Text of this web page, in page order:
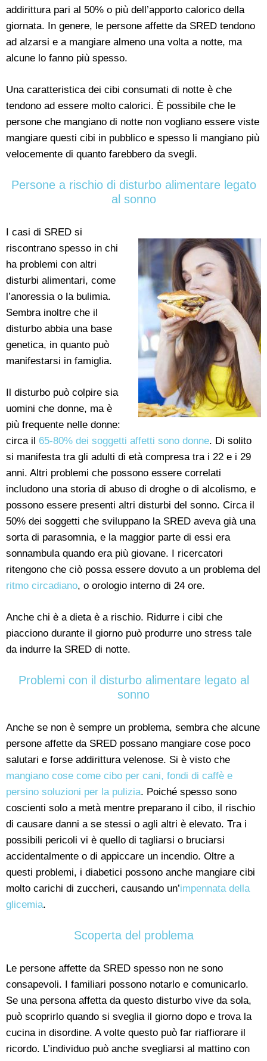
addirittura pari al 50% o più dell’apporto calorico della
giornata. In genere, le persone affette da SRED tendono
ad alzarsi e a mangiare almeno una volta a notte, ma
alcune lo fanno più spesso.
Una caratteristica dei cibi consumati di notte è che
tendono ad essere molto calorici. È possibile che le
persone che mangiano di notte non vogliano essere viste
mangiare questi cibi in pubblico e spesso li mangiano più
velocemente di quanto farebbero da svegli.
Persone a rischio di disturbo alimentare legato
al sonno
I casi di SRED si
riscontrano spesso in chi
ha problemi con altri
disturbi alimentari, come
l’anoressia o la bulimia.
Sembra inoltre che il
disturbo abbia una base
genetica, in quanto può
manifestarsi in famiglia.
Il disturbo può colpire sia
uomini che donne, ma è
più frequente nelle donne:
circa il 65-80% dei soggetti affetti sono donne. Di solito
si manifesta tra gli adulti di età compresa tra i 22 e i 29
anni. Altri problemi che possono essere correlati
includono una storia di abuso di droghe o di alcolismo, e
possono essere presenti altri disturbi del sonno. Circa il
50% dei soggetti che sviluppano la SRED aveva già una
sorta di parasomnia, e la maggior parte di essi era
sonnambula quando era più giovane. I ricercatori
ritengono che ciò possa essere dovuto a un problema del
ritmo circadiano, o orologio interno di 24 ore.
Anche chi è a dieta è a rischio. Ridurre i cibi che
piacciono durante il giorno può produrre uno stress tale
da indurre la SRED di notte.
Problemi con il disturbo alimentare legato al
sonno
Anche se non è sempre un problema, sembra che alcune
persone affette da SRED possano mangiare cose poco
salutari e forse addirittura velenose. Si è visto che
mangiano cose come cibo per cani, fondi di caffè e
persino soluzioni per la pulizia. Poiché spesso sono
coscienti solo a metà mentre preparano il cibo, il rischio
di causare danni a se stessi o agli altri è elevato. Tra i
possibili pericoli vi è quello di tagliarsi o bruciarsi
accidentalmente o di appiccare un incendio. Oltre a
questi problemi, i diabetici possono anche mangiare cibi
molto carichi di zuccheri, causando un’impennata della
glicemia.
Scoperta del problema
Le persone affette da SRED spesso non ne sono
consapevoli. I familiari possono notarlo e comunicarlo.
Se una persona affetta da questo disturbo vive da sola,
può scoprirlo quando si sveglia il giorno dopo e trova la
cucina in disordine. A volte questo può far riaffiorare il
ricordo. L’individuo può anche svegliarsi al mattino con